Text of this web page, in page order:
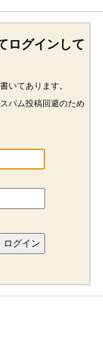
ログインして
いてあります。
パム投稿回避のため